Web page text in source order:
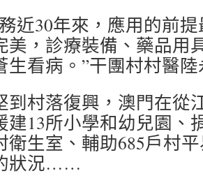
近30年來，應用的前
美，診療裝備、藥品用
生看病。”干團村村醫
到村落復興，澳門在從
建13所小學和幼兒園、
衛生室、輔助685戶村
狀況……